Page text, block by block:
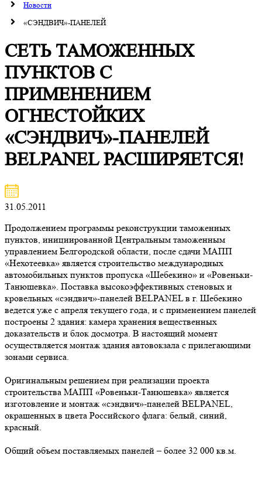
Новости
«СЭНДВИЧ»-ПАНЕЛЕЙ
СЕТЬ ТАМОЖЕННЫХ
ПУНКТОВ С
ПРИМЕНЕНИЕМ
ОГНЕСТОЙКИХ
«СЭНДВИЧ»-ПАНЕЛЕЙ
BELPANEL РАСШИРЯЕТСЯ!
31.05.2011
Продолжением программы реконструкции таможенных
пунктов, инициированной Центральным таможенным
управлением Белгородской области, после сдачи МАПП
«Нехотеевка» является строительство международных
автомобильных пунктов пропуска «Шебекино» и «Ровеньки-
Танюшевка». Поставка высокоэффективных стеновых и
кровельных «сэндвич»-панелей BELPANEL в г. Шебекино
ведется уже с апреля текущего года, и с применением панелей
построены 2 здания: камера хранения вещественных
доказательств и блок досмотра. В настоящий момент
осуществляется монтаж здания автовокзала с прилегающими
зонами сервиса.
Оригинальным решением при реализации проекта
строительства МАПП «Ровеньки-Танюшевка» является
изготовление и монтаж «сэндвич»-панелей BELPANEL,
окрашенных в цвета Российского флага: белый, синий,
красный.
Общий объем поставляемых панелей – более 32 000 кв.м.